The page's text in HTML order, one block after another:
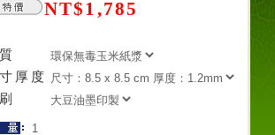
NT$1,785
厚度